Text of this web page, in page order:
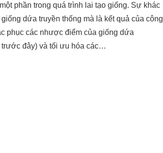
phần trong quá trình lai tạo giống. Sự khác
dứa truyền thống mà là kết quả của công
phục các nhược điểm của giống dứa
đây) và tối ưu hóa các…